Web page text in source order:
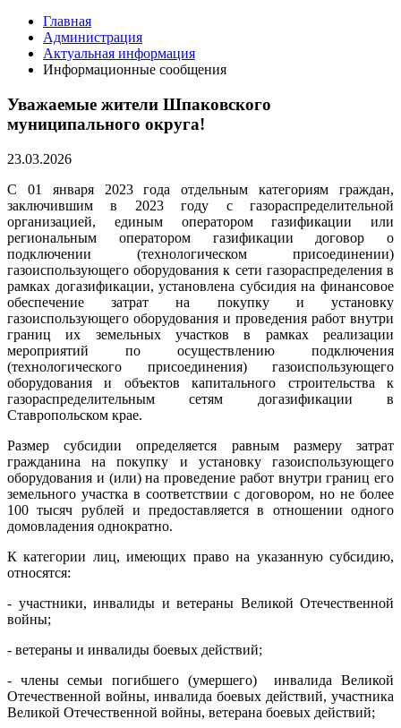
Главная
Администрация
Актуальная информация
Информационные сообщения
Уважаемые жители Шпаковского
муниципального округа!
23.03.2026
С 01 января 2023 года отдельным категориям граждан,
заключившим в 2023 году с газораспределительной
организацией, единым оператором газификации или
региональным оператором газификации договор о
подключении (технологическом присоединении)
газоиспользующего оборудования к сети газораспределения в
рамках догазификации, установлена субсидия на финансовое
обеспечение затрат на покупку и установку
газоиспользующего оборудования и проведения работ внутри
границ их земельных участков в рамках реализации
мероприятий по осуществлению подключения
(технологического присоединения) газоиспользующего
оборудования и объектов капитального строительства к
газораспределительным сетям догазификации в
Ставропольском крае.
Размер субсидии определяется равным размеру затрат
гражданина на покупку и установку газоиспользующего
оборудования и (или) на проведение работ внутри границ его
земельного участка в соответствии с договором, но не более
100 тысяч рублей и предоставляется в отношении одного
домовладения однократно.
К категории лиц, имеющих право на указанную субсидию,
относятся:
- участники, инвалиды и ветераны Великой Отечественной
войны;
- ветераны и инвалиды боевых действий;
- члены семьи погибшего (умершего) инвалида Великой
Отечественной войны, инвалида боевых действий, участника
Великой Отечественной войны, ветерана боевых действий;